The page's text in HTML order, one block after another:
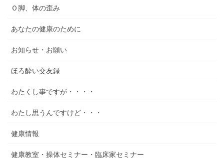
Ｏ脚、体の歪み
あなたの健康のために
お知らせ・お願い
ほろ酔い交友録
わたくし事ですが・・・・
わたし思うんですけど・・・
健康情報
健康教室・操体セミナー・臨床家セミナー